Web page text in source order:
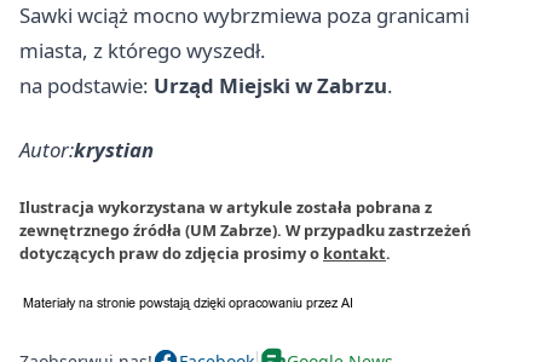
Sawki wciąż mocno wybrzmiewa poza granicami
miasta, z którego wyszedł.
na podstawie: Urząd Miejski w Zabrzu.
Autor:krystian
Ilustracja wykorzystana w artykule została pobrana z
zewnętrznego źródła (UM Zabrze). W przypadku zastrzeżeń
dotyczących praw do zdjęcia prosimy o kontakt.